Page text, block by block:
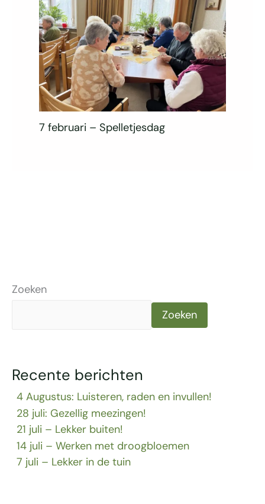
Zoeken
Zoeken
Recente berichten
4 Augustus: Luisteren, raden en invullen!
28 juli: Gezellig meezingen!
21 juli – Lekker buiten!
14 juli – Werken met droogbloemen
7 juli – Lekker in de tuin
7 februari – Spelletjesdag